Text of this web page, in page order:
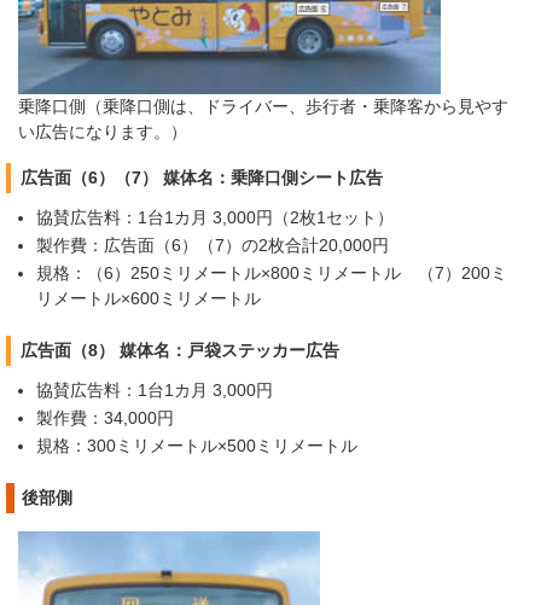
乗降口側（乗降口側は、ドライバー、歩行者・乗降客から見やす
い広告になります。）
広告面（6）（7） 媒体名：乗降口側シート広告
協賛広告料：1台1カ月 3,000円（2枚1セット）
製作費：広告面（6）（7）の2枚合計20,000円
規格：（6）250ミリメートル×800ミリメートル （7）200ミ
リメートル×600ミリメートル
広告面（8） 媒体名：戸袋ステッカー広告
協賛広告料：1台1カ月 3,000円
製作費：34,000円
規格：300ミリメートル×500ミリメートル
後部側